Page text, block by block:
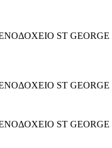
ST GEORGE
ST GEORGE
ST